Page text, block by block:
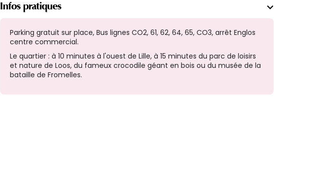
Infos pratiques
Parking gratuit sur place, Bus lignes CO2, 61, 62, 64, 65, CO3, arrêt Englos
centre commercial.
Le quartier : à 10 minutes à l'ouest de Lille, à 15 minutes du parc de loisirs
et nature de Loos, du fameux crocodile géant en bois ou du musée de la
bataille de Fromelles.